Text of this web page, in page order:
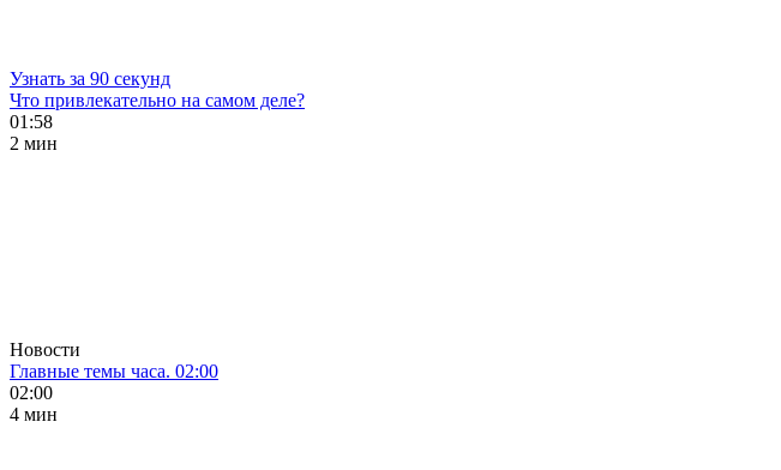
Узнать за 90 секунд
Что привлекательно на самом деле?
01:58
2 мин
Новости
Главные темы часа. 02:00
02:00
4 мин